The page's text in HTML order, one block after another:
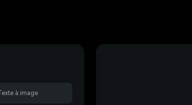
Texte à image